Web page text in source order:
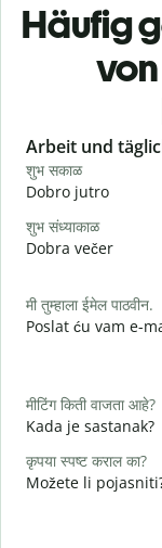
Häufig
Slide 1 of 6
Arbeit und
शुभ सकाळ
Dobro jutro
शुभ संध्याकाळ
Dobra večer
मी तुम्हाला ईमेल पाठवीन.
Poslat ću vam e-
मीटिंग किती वाजता आहे?
Kada je sastanak?
कृपया स्पष्ट कराल का?
Možete li